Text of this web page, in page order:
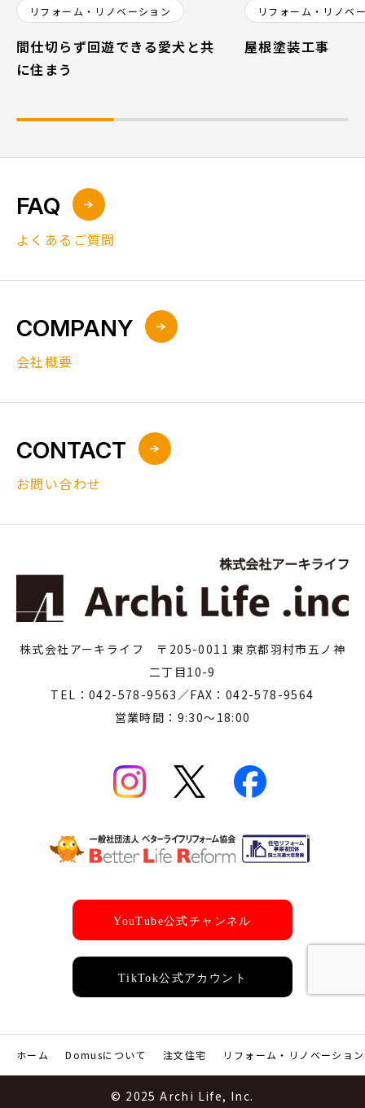
リフォーム・リノベーション
間仕切らず回遊できる愛犬と共
に住まう
リフォーム・リノベ
屋根塗装工事
FAQ
よくあるご質問
COMPANY
会社概要
CONTACT
お問い合わせ
株式会社アーキライフ 〒205-0011 東京都羽村市五ノ神
二丁目10-9
TEL：042-578-9563／FAX：042-578-9564
営業時間：9:30～18:00
ホーム Domusについて 注文住宅 リフォーム・リノベーション
© 2025 Archi Life, Inc.